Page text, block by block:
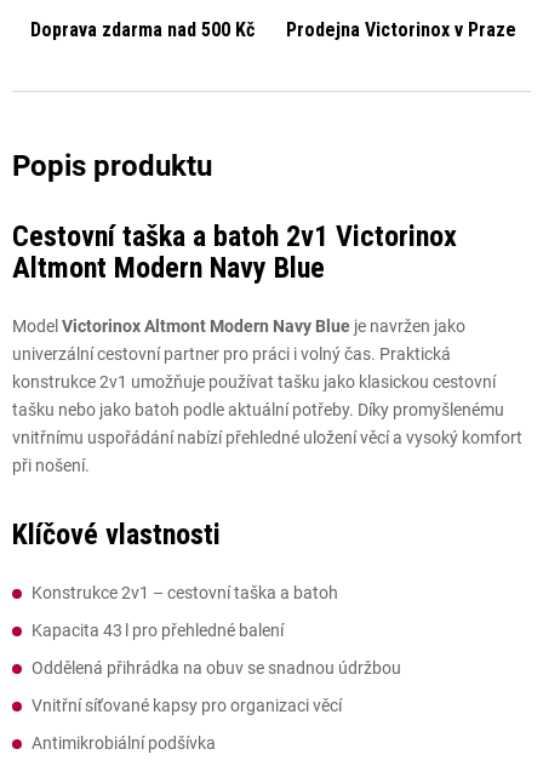
Doprava zdarma nad 500 Kč Prodejna Victorinox v Praze
Cestovní taška a batoh 2v1 Victorinox
Altmont Modern Navy Blue
Model Victorinox Altmont Modern Navy Blue je navržen jako
univerzální cestovní partner pro práci i volný čas. Praktická
konstrukce 2v1 umožňuje používat tašku jako klasickou cestovní
tašku nebo jako batoh podle aktuální potřeby. Díky promyšlenému
vnitřnímu uspořádání nabízí přehledné uložení věcí a vysoký komfort
při nošení.
Klíčové vlastnosti
Konstrukce 2v1 – cestovní taška a batoh
Kapacita 43 l pro přehledné balení
Oddělená přihrádka na obuv se snadnou údržbou
Vnitřní síťované kapsy pro organizaci věcí
Antimikrobiální podšívka